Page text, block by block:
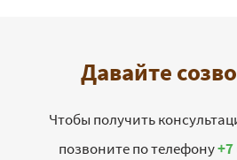
Давайте
Чтобы получить
позвоните по телефону